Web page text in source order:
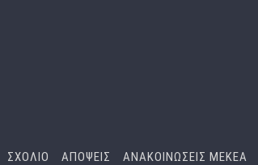
ΣΧΟΛΙΟ ΑΠΟΨΕΙΣ ΑΝΑΚΟΙΝΩΣΕΙΣ ΜΕΚΕΑ